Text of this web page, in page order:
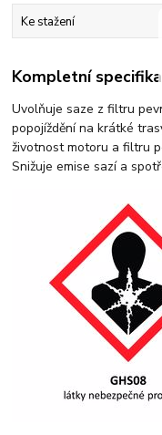
Ke stažení
Kompletní
Uvolňuje saze z filtru
popojíždění na krátké
životnost motoru a filtru
Snižuje emise sazí a